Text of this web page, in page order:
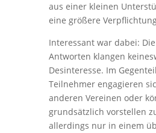
aus einer kleinen
eine größere
Interessant war dabei:
Antworten klangen
Desinteresse. Im
Teilnehmer engagieren
anderen Vereinen oder
grundsätzlich vorstellen
allerdings nur in einem